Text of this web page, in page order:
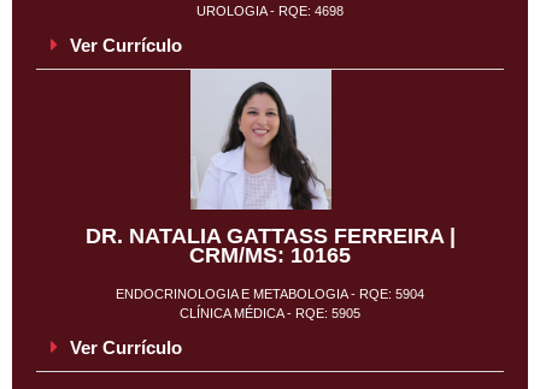
UROLOGIA - RQE: 4698
Ver Currículo
DR. NATALIA GATTASS FERREIRA |
CRM/MS: 10165
ENDOCRINOLOGIA E METABOLOGIA - RQE: 5904
CLÍNICA MÉDICA - RQE: 5905
Ver Currículo